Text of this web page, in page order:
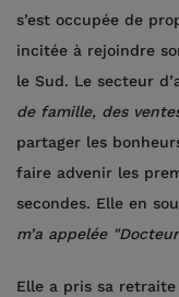
s’est occupée de
incitée à rejoindre
le Sud. Le secteur
de famille, des
partager les
faire advenir les
secondes. Elle en
m’a appelée
Elle a pris sa